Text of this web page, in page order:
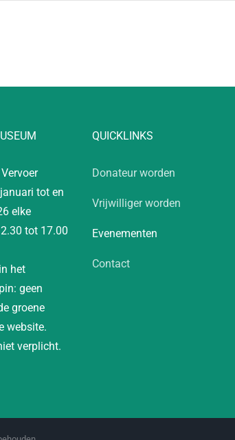
tot en
elke
tot 17.00
het
geen
groene
website.
verplicht.
QUICKLINKS
Donateur worden
Vrijwilliger worden
Evenementen
Contact